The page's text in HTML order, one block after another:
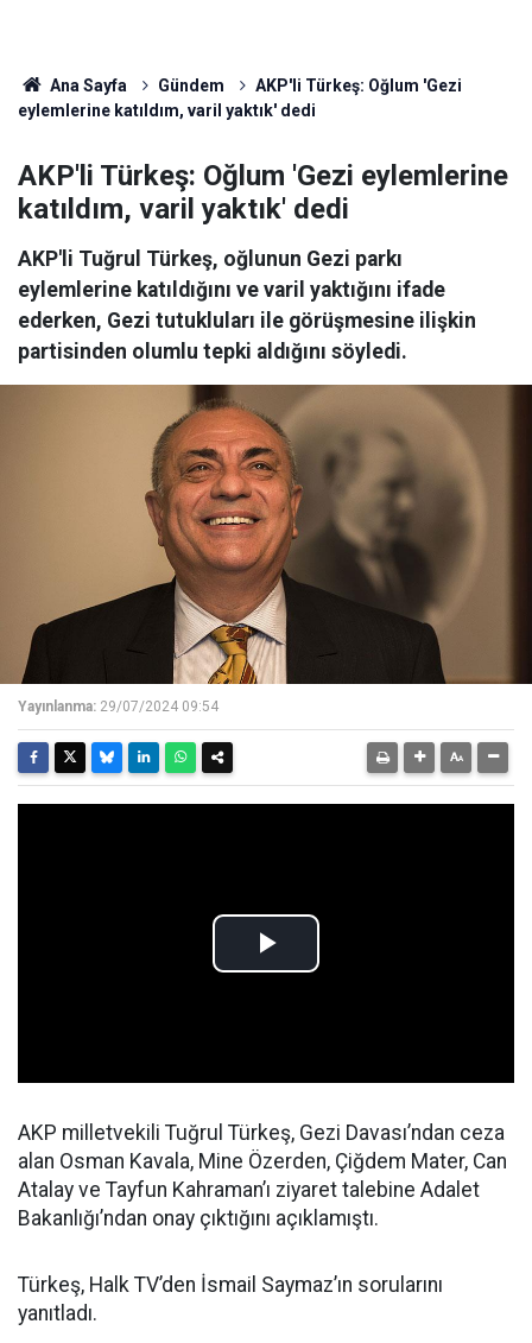
Ana Sayfa Gündem
AKP'li Türkeş: Oğlum 'Gezi
eylemlerine katıldım, varil yaktık' dedi
AKP'li Türkeş: Oğlum 'Gezi eylemlerine
katıldım, varil yaktık' dedi
AKP'li Tuğrul Türkeş, oğlunun Gezi parkı
eylemlerine katıldığını ve varil yaktığını ifade
ederken, Gezi tutukluları ile görüşmesine ilişkin
partisinden olumlu tepki aldığını söyledi.
Yayınlanma: 29/07/2024 09:54
AKP milletvekili Tuğrul Türkeş, Gezi Davası’ndan ceza
alan Osman Kavala, Mine Özerden, Çiğdem Mater, Can
Atalay ve Tayfun Kahraman’ı ziyaret talebine Adalet
Bakanlığı’ndan onay çıktığını açıklamıştı.
Türkeş, Halk TV’den İsmail Saymaz’ın sorularını
yanıtladı.